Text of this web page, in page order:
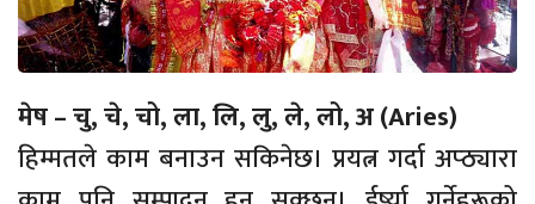
मेष – चु, चे, चो, ला, लि, लु, ले, लो, अ (Aries)
हिम्मतले काम बनाउन सकिनेछ। प्रयत्न गर्दा अप्ठ्यारा